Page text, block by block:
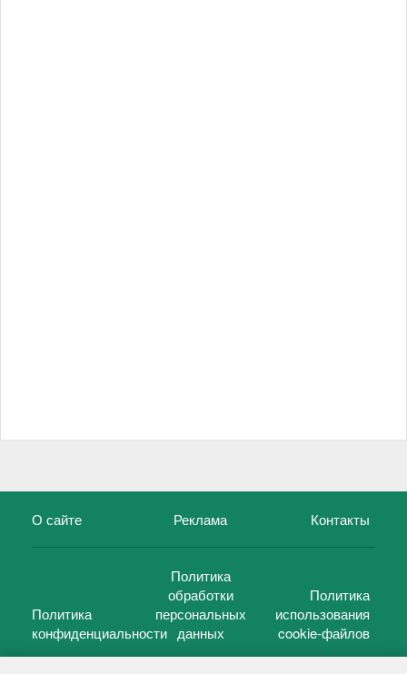
О сайте Реклама Контакты
Политика
конфиденциальности
Политика
обработки
персональных
данных
Политика
использования
cookie-файлов